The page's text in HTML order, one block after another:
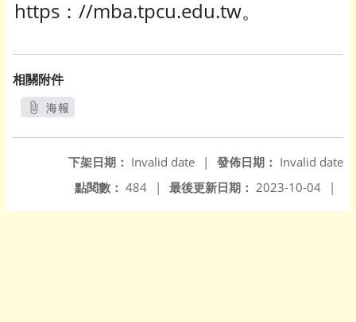
https：//mba.tpcu.edu.tw。
相關附件
海報
發佈日期： Invalid date
下架日期： Invalid date
|
最後更新日期： 2023-10-04 |
點閱數： 484 |